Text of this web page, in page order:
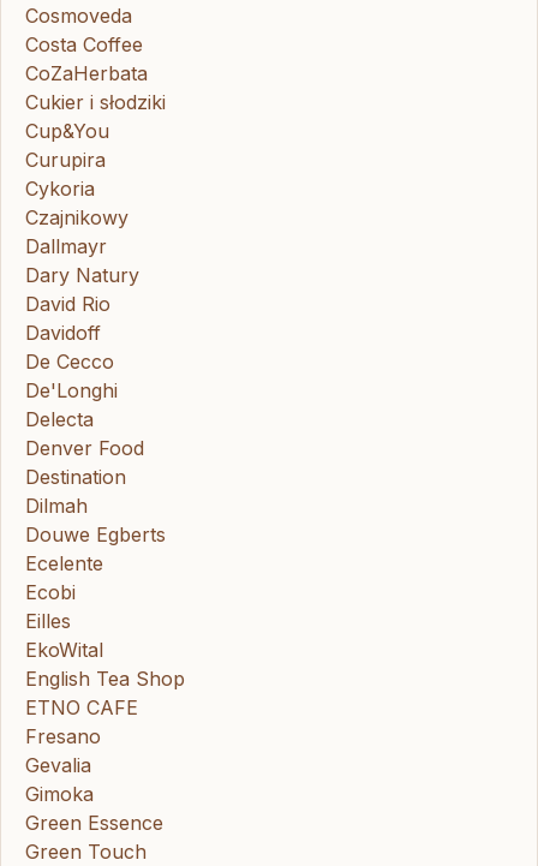
Cosmoveda
Costa Coffee
CoZaHerbata
Cukier i słodziki
Cup&You
Curupira
Cykoria
Czajnikowy
Dallmayr
Dary Natury
David Rio
Davidoff
De Cecco
De'Longhi
Delecta
Denver Food
Destination
Dilmah
Douwe Egberts
Ecelente
Ecobi
Eilles
EkoWital
English Tea Shop
ETNO CAFE
Fresano
Gevalia
Gimoka
Green Essence
Green Touch